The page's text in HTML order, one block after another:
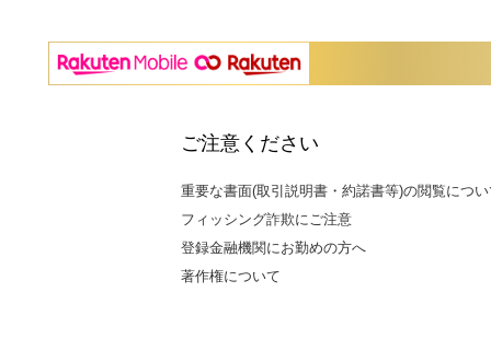
ご注意ください
重要な書面(取引説明書・約諾書等)の閲覧につ
フィッシング詐欺にご注意
登録金融機関にお勤めの方へ
著作権について